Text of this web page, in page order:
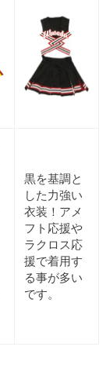
黒を基調と
した力強い
衣装！アメ
フト応援や
ラクロス応
援で着用す
る事が多い
です。